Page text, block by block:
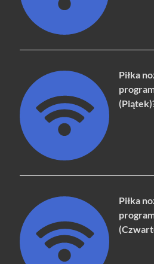
Piłka
Piłka